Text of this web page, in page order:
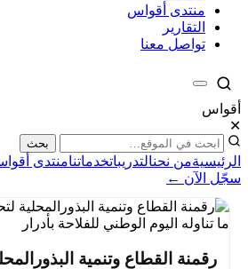
منتدى أقواس
التقارير
تواصل معنا
أقواس
✕
بحث
الرئيسيةمن نحنالتدريباتخدماتنامنتدى
سجّل الآن ←
رقمنة القطاع وتنمية